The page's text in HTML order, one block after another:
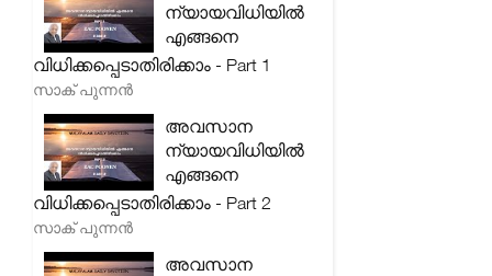
ന്യായവിധിയിൽ
എങ്ങനെ
വിധിക്കപ്പെടാതിരിക്കാം - Part 1
സാക് പുന്നൻ
അവസാന
ന്യായവിധിയിൽ
എങ്ങനെ
വിധിക്കപ്പെടാതിരിക്കാം - Part 2
സാക് പുന്നൻ
അവസാന